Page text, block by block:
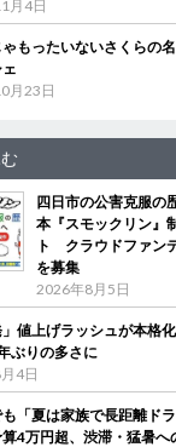
月4日
もったいないさくらの
月23日
四日市の公害克服の
本『スモックリン』
ト クラウドファン
を募集
2026年8月5日
」値上げラッシュが本
ぶりの多さに
4日
も「夏は家族で長距離ド
4万円超、渋滞・猛暑へ